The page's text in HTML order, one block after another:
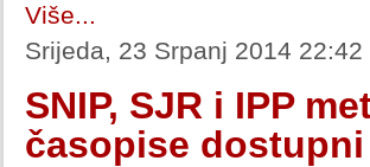
Više...
Srijeda, 23 Srpanj 2014 22:42
SNIP, SJR i IPP
časopise